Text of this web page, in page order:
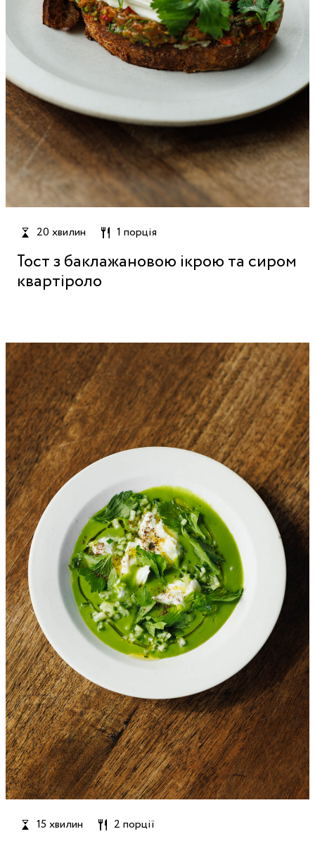
20 хвилин 1 порція
Тост з баклажановою ікрою та сиром
квартіроло
15 хвилин 2 порції